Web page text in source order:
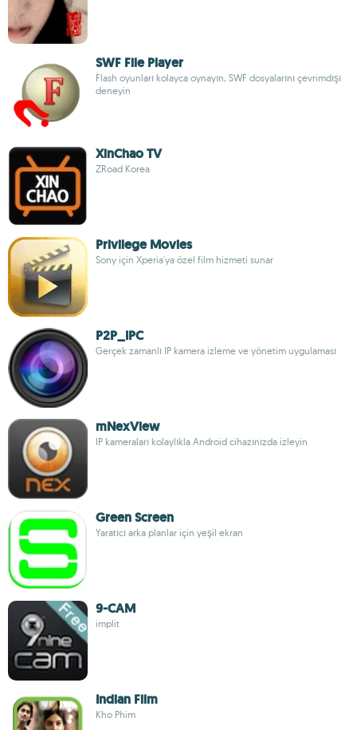
SWF File Player
Flash oyunları kolayca oynayın, SWF dosyalarını çevrimdışı
deneyin
XinChao TV
ZRoad Korea
Privilege Movies
Sony için Xperia'ya özel film hizmeti sunar
P2P_IPC
Gerçek zamanlı IP kamera izleme ve yönetim uygulaması
mNexView
IP kameraları kolaylıkla Android cihazınızda izleyin
Green Screen
Yaratıcı arka planlar için yeşil ekran
9-CAM
implit
Indian Film
Kho Phim